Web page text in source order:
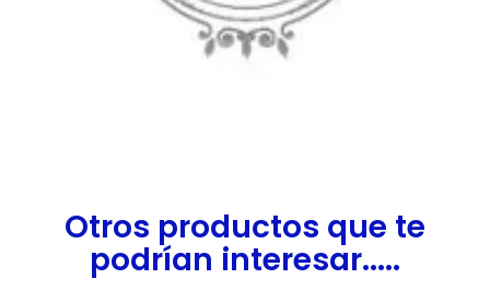
Otros productos que te
podrían interesar.....